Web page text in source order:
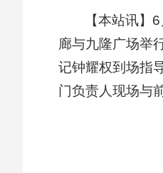
【本站讯
廊与九隆广场举
记钟耀权到场指
门负责人现场与